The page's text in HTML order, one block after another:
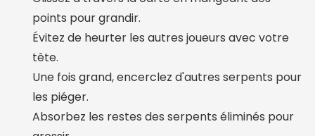
points pour grandir.
Évitez de heurter les autres joueurs avec votre
tête.
Une fois grand, encerclez d'autres serpents pour
les piéger.
Absorbez les restes des serpents éliminés pour